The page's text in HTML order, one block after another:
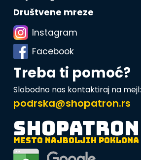
Društvene mreze
Instagram
Facebook
Treba ti pomoć?
Slobodno nas kontaktiraj na mejl:
podrska@shopatron.rs
SHOPATRON
MESTO NAJBOLJIH POKLONA